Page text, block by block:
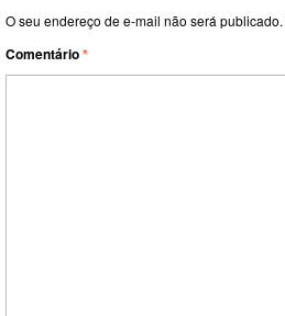
O seu endereço de e-mail não será publicado.
Comentário*